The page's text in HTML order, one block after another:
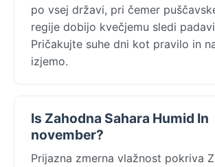
po vsej državi, pri čemer
regije dobijo kvečjemu sledi
Pričakujte suhe dni kot pravilo in
izjemo.
Is Zahodna Sahara Humid In
november?
Prijazna zmerna vlažnost pokriva